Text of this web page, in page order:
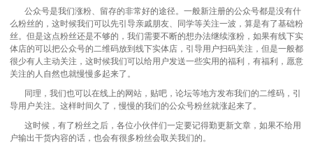
公众号是我们涨粉、留存的非常好的途径。一般新注册的公众号都是没有什
么粉丝的，这时候我们可以先引导亲戚朋友、同学等关注一波，算是有了基础粉
丝。但是这点粉丝还是不够的，我们需要不断的想办法继续涨粉，如果有线下实
体店的可以把公众号的二维码放到线下实体店，引导用户扫码关注，但是一般都
很少有人主动关注，这时候我们可以给用户发送一些实用的福利，有福利，愿意
关注的人自然也就慢慢多起来了。
同理，我们也可以在线上的网站，贴吧，论坛等地方发布我们的二维码，引
导用户关注。这样时间久了，慢慢的我们的公众号粉丝就涨起来了。
这时候，有了粉丝之后，各位小伙伴们一定要记得勤更新文章，如果不给用
户输出干货内容的话，也会有很多粉丝会取关我们的。